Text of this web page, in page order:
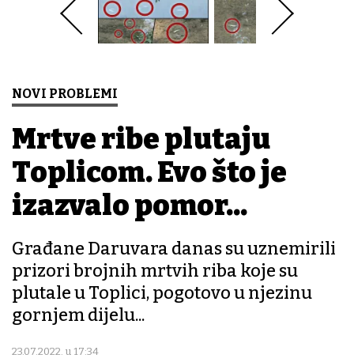
NOVI PROBLEMI
Mrtve ribe plutaju
Toplicom. Evo što je
izazvalo pomor...
Građane Daruvara danas su uznemirili
prizori brojnih mrtvih riba koje su
plutale u Toplici, pogotovo u njezinu
gornjem dijelu...
23.07.2022. u 17:34